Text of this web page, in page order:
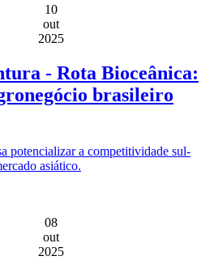
10
out
2025
- Rota Bioceânica:
brasileiro
potencializar a competitividade sul-
asiático.
08
out
2025